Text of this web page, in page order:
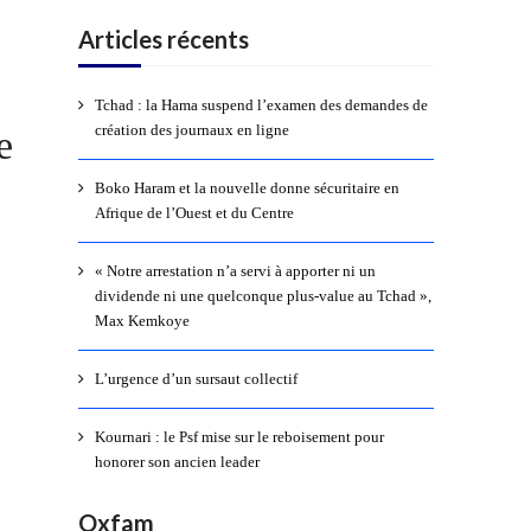
Articles récents
Tchad : la Hama suspend l’examen des demandes de
création des journaux en ligne
Boko Haram et la nouvelle donne sécuritaire en
Afrique de l’Ouest et du Centre
« Notre arrestation n’a servi à apporter ni un
dividende ni une quelconque plus-value au Tchad »,
Max Kemkoye
L’urgence d’un sursaut collectif
Kournari : le Psf mise sur le reboisement pour
honorer son ancien leader
Oxfam